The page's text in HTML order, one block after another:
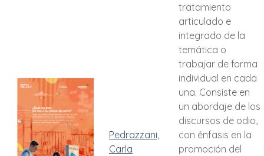
Pedrazzani,
Carla
tratamiento
articulado e
integrado de la
temática o
trabajar de forma
individual en cada
una. Consiste en
un abordaje de los
discursos de odio,
con énfasis en la
promoción del